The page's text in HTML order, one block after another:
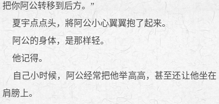
把你阿公转移到后方。”
夏宇点点头，將阿公小心翼翼抱了起来。
阿公的身体，是那样轻。
他记得。
自己小时候，阿公经常把他举高高，甚至还让他坐在
肩膀上。